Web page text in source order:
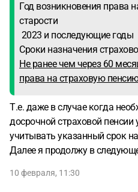
Год возникновения права
старости
2023 и последующие годы
Сроки назначения
Не ранее чем через 60
права на страховую
Т.е. даже в случае когда
досрочной страховой пенсии
учитывать указанный срок
Далее я продолжу в
10 февраля, 11:30